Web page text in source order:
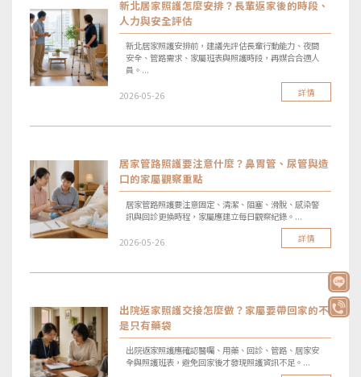
新北居家照護怎麼安排？長輩返家後的時段、
人力與安全評估
新北居家照護安排前，建議先評估長輩行動能力、夜間
安全、管路需求、家屬班表與照護時段，再媒合合適人
員。...
2026-05-26 詳情
居家管路照護要注意什麼？鼻胃管、尿管與造
口的家屬觀察重點
居家管路照護要注意固定、清潔、阻塞、滑脫、感染警
訊與回診更換時程，家屬應建立每日觀察紀錄。...
2026-05-26 詳情
出院返家照護交接怎麼做？家屬要帶回家的不
是只有藥袋
出院返家照護應確認醫囑、用藥、回診、管路、居家安
全與照護班表，避免回家後才發現照護資訊不足。...